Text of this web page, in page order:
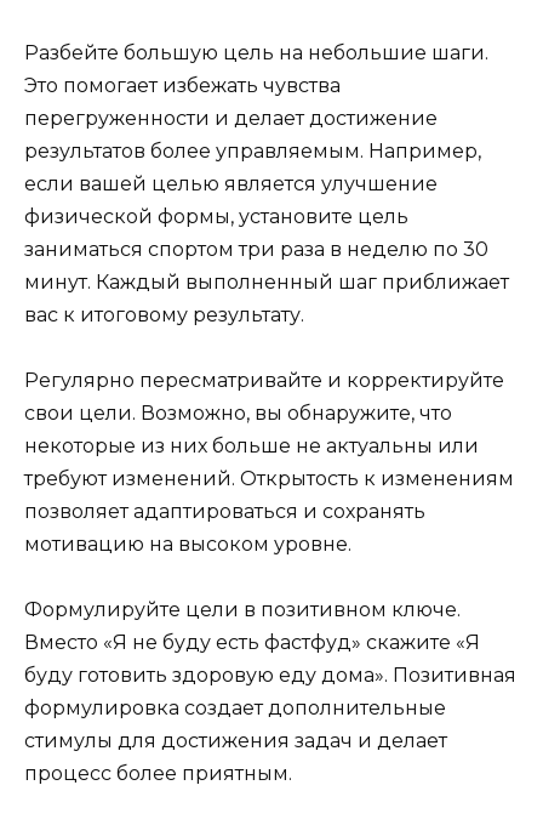
Разбейте большую цель на небольшие шаги.
Это помогает избежать чувства
перегруженности и делает достижение
результатов более управляемым. Например,
если вашей целью является улучшение
физической формы, установите цель
заниматься спортом три раза в неделю по 30
минут. Каждый выполненный шаг приближает
вас к итоговому результату.
Регулярно пересматривайте и корректируйте
свои цели. Возможно, вы обнаружите, что
некоторые из них больше не актуальны или
требуют изменений. Открытость к изменениям
позволяет адаптироваться и сохранять
мотивацию на высоком уровне.
Формулируйте цели в позитивном ключе.
Вместо «Я не буду есть фастфуд» скажите «Я
буду готовить здоровую еду дома». Позитивная
формулировка создает дополнительные
стимулы для достижения задач и делает
процесс более приятным.